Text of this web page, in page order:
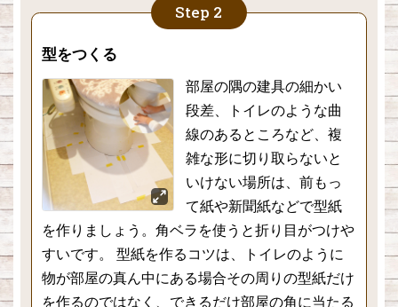
型をつくる
部屋の隅の建具の細かい
段差、トイレのような曲
線のあるところなど、複
雑な形に切り取らないと
いけない場所は、前もっ
て紙や新聞紙などで型紙
を作りましょう。角ベラを使うと折り目がつけや
すいです。 型紙を作るコツは、トイレのように
物が部屋の真ん中にある場合その周りの型紙だけ
を作るのではなく、できるだけ部屋の角に当たる